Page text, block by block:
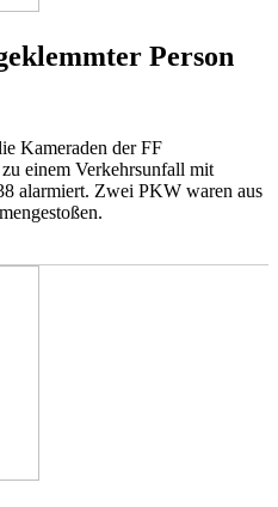
Person
Kameraden der FF
einem Verkehrsunfall mit
alarmiert. Zwei PKW waren aus